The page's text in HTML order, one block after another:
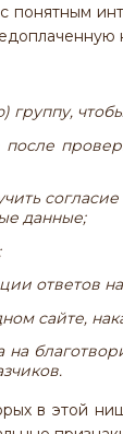
с понятным
чтобы
после
данные;
ответов
сайте,
в этой